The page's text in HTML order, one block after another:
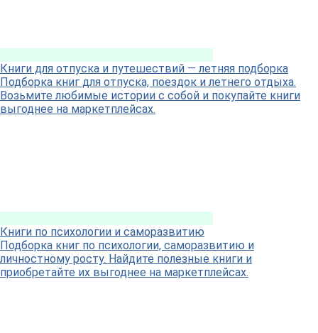
Книги для отпуска и путешествий — летняя подборка
Подборка книг для отпуска, поездок и летнего отдыха.
Возьмите любимые истории с собой и покупайте книги
выгоднее на маркетплейсах.
Книги по психологии и саморазвитию
Подборка книг по психологии, саморазвитию и
личностному росту. Найдите полезные книги и
приобретайте их выгоднее на маркетплейсах.